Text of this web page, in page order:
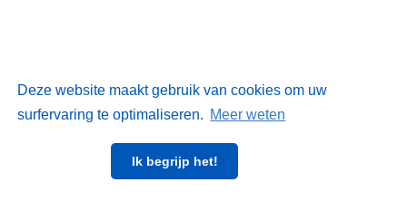
Deze website maakt gebruik van cookies om uw
surfervaring te optimaliseren. Meer weten
Ik begrijp het!